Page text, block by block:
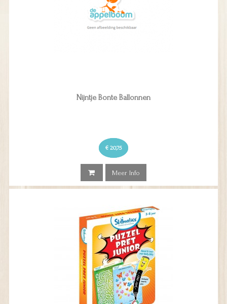
Nijntje Bonte Ballonnen
€ 20,75
Meer Info